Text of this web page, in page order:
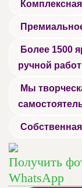
Более 1500
ручной
Мы
Получить
WhatsApp